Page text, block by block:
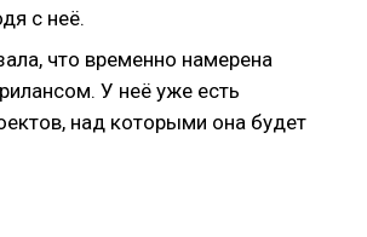
с неё.
что временно намерена
У неё уже есть
над которыми она будет